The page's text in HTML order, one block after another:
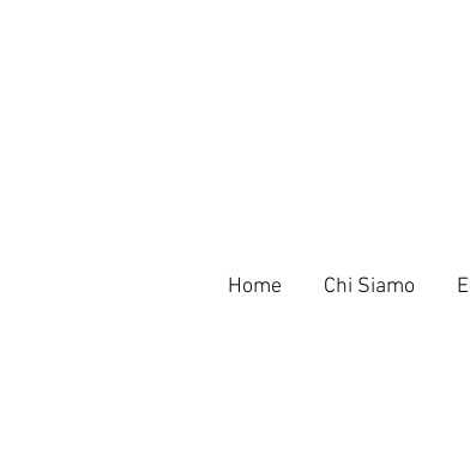
Home Chi Siamo